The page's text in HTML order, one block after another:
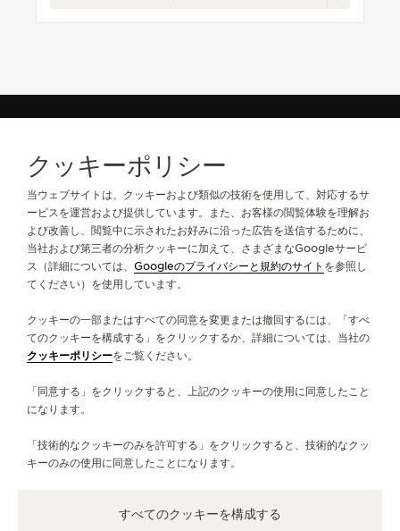
レベルソ・ストーリー
THE SOUND MAKER（サウンドメーカー）
ステラー・オデッセイ
プレシジョン・パイオニア
イベントの一覧はこちら
熟練技巧：108の技巧
ブティックのご検索はこちら
アメリカ合衆国
ニュースレターに登録
ジャガー・ルクルトについて
サービス
お問い合わせ
クッキーポリシー
当ウェブサイトは、クッキーおよび類似の技術を使用して、対応するサ
ービスを運営および提供しています。また、お客様の閲覧体験を理解お
よび改善し、閲覧中に示されたお好みに沿った広告を送信するために、
当社および第三者の分析クッキーに加えて、さまざまなGoogleサービ
ス（詳細については、 Googleのプライバシーと規約のサイト を参照し
てください）を使用しています。
クッキーの一部またはすべての同意を変更または撤回するには、「すべ
てのクッキーを構成する」をクリックするか、詳細については、当社の
クッキーポリシーをご覧ください。
「同意する」をクリックすると、上記のクッキーの使用に同意したこと
になります。
「技術的なクッキーのみを許可する」をクリックすると、技術的なクッ
キーのみの使用に同意したことになります。
すべてのクッキーを構成する